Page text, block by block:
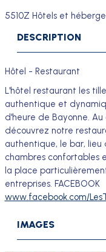
5510Z Hôtels et
DESCRIPTION
Hôtel - Restaurant
L'hôtel restaurant les
authentique et
d'heure de Bayonne.
découvrez notre
authentique, le bar, lieu
chambres confortables
la place
entreprises. FACEBOOK
www.facebook.com/
IMAGES